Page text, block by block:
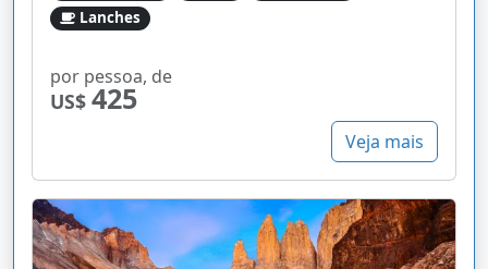
Lanches
por pessoa, de
US$ 425
Veja mais